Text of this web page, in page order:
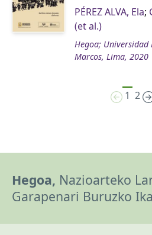
PÉREZ ALVA, Ela;
(et al.)
Hegoa;
Marcos, Lima, 2020
1 2
Hegoa, Nazioarteko
Garapenari Buruzko